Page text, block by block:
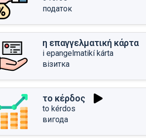
податок
η επαγγελματική κάρτα
i epangelmatikí kárta
візитка
το κέρδος
to kérdos
вигода